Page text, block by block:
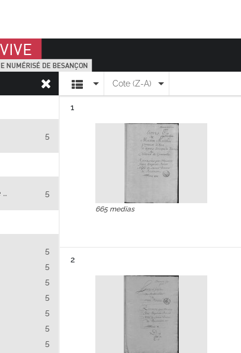
de Besançon
: Multimédias
5
: Organisme
5
: Période
5
5
5
5
5
5
5
AffichageCote (Z-A)
1
665 medias
2